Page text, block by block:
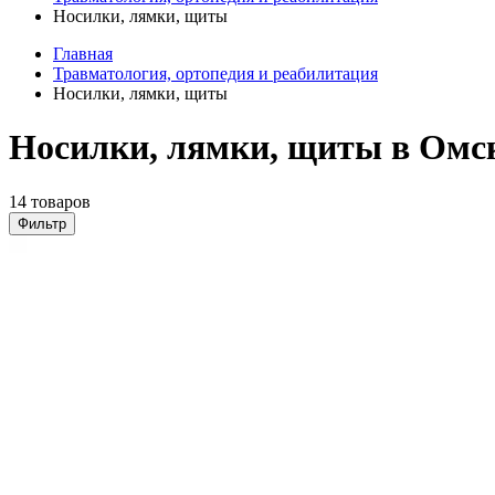
Носилки, лямки, щиты
Главная
Травматология, ортопедия и реабилитация
Носилки, лямки, щиты
Носилки, лямки, щиты в
14 товаров
Фильтр